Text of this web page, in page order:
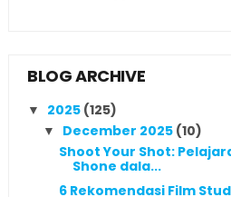
BLOG ARCHIVE
▼ 2025 (125)
▼ December 2025 (10)
Shoot Your Shot:
Shone dala...
6 Rekomendasi Film